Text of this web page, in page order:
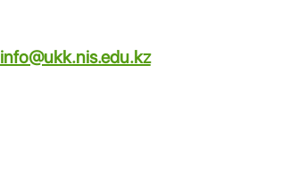
info@ukk.nis.edu.kz